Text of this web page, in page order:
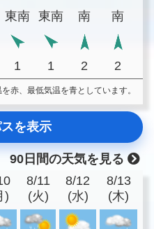
東南 東南 南 南
1 1 2 2
赤、最低気温を青としています。
を表示
90日間の天気を見る
)
8/11
(火)
8/12
(水)
8/13
(木)